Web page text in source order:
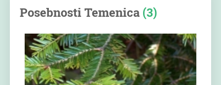
Posebnosti Temenica (3)